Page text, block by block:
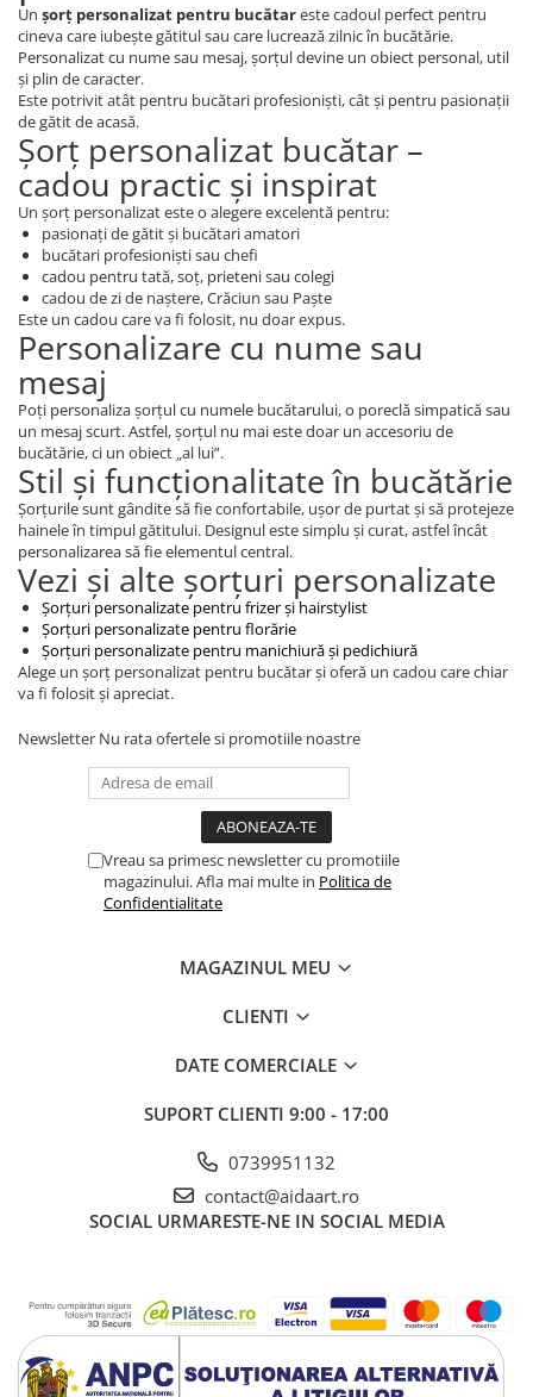
Un șorț personalizat pentru bucătareste cadoul perfect pentru
cineva care iubește gătitul sau care lucrează zilnic în bucătărie.
Personalizat cu nume sau mesaj, șorțul devine un obiect personal, util
și plin de caracter.
Este potrivit atât pentru bucătari profesioniști, cât și pentru pasionații
de gătit de acasă.
Șorț personalizat bucătar –
cadou practic și inspirat
Un șorț personalizat este o alegere excelentă pentru:
pasionați de gătit și bucătari amatori
bucătari profesioniști sau chefi
cadou pentru tată, soț, prieteni sau colegi
cadou de zi de naștere, Crăciun sau Paște
Este un cadou care va fi folosit, nu doar expus.
Personalizare cu nume sau
mesaj
Poți personaliza șorțul cu numele bucătarului, o poreclă simpatică sau
un mesaj scurt. Astfel, șorțul nu mai este doar un accesoriu de
bucătărie, ci un obiect „al lui”.
Stil și funcționalitate în bucătărie
Șorțurile sunt gândite să fie confortabile, ușor de purtat și să protejeze
hainele în timpul gătitului. Designul este simplu și curat, astfel încât
personalizarea să fie elementul central.
Vezi și alte șorțuri personalizate
Șorțuri personalizate pentru frizer și hairstylist
Șorțuri personalizate pentru florărie
Șorțuri personalizate pentru manichiură și pedichiură
Alege un șorț personalizat pentru bucătar și oferă un cadou care chiar
va fi folosit și apreciat.
Newsletter Nu rata ofertele si promotiile noastre
Vreau sa primesc newsletter cu promotiile
magazinului. Afla mai multe in Politica de
Confidentialitate
MAGAZINUL MEU
CLIENTI
DATE COMERCIALE
SUPORT CLIENTI 9:00 - 17:00
0739951132
contact@aidaart.ro
SOCIAL URMARESTE-NE IN SOCIAL MEDIA